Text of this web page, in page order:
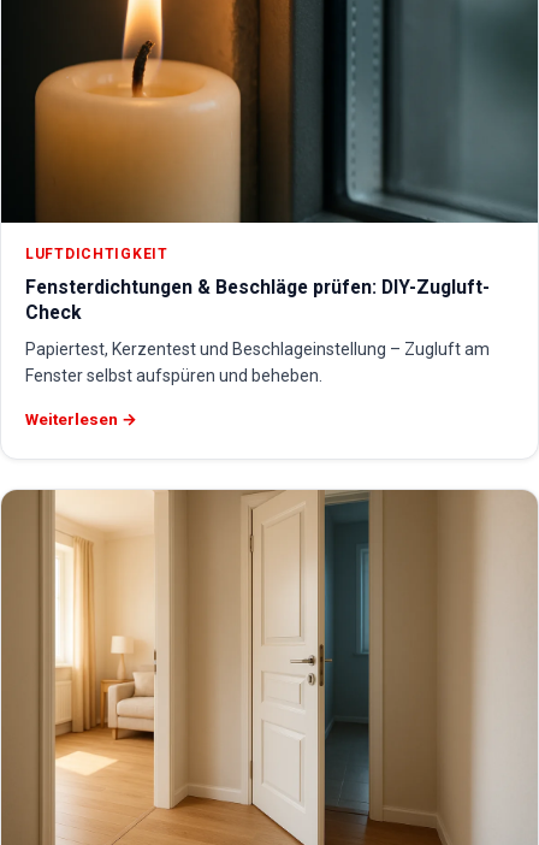
LUFTDICHTIGKEIT
Fensterdichtungen & Beschläge prüfen: DIY-Zugluft-
Check
Papiertest, Kerzentest und Beschlageinstellung – Zugluft am
Fenster selbst aufspüren und beheben.
Weiterlesen →